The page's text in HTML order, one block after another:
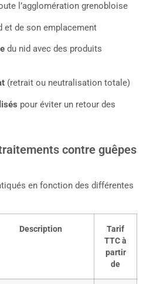
l’agglomération grenobloise
et de son emplacement
du nid avec des produits
(retrait ou neutralisation totale)
pour éviter un retour des
contre guêpes
en fonction des différentes
Description
Tarif
TTC à
partir
de